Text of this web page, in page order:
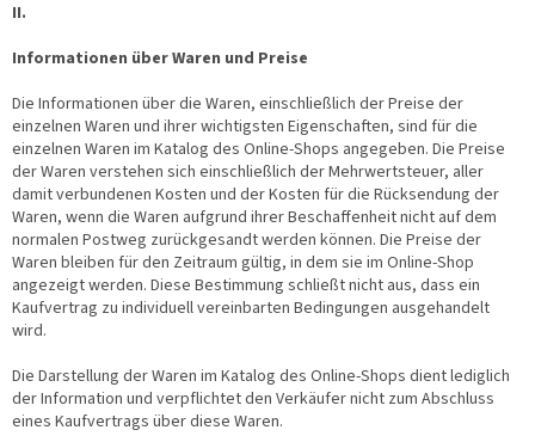
II.
Informationen über Waren und Preise
Die Informationen über die Waren, einschließlich der Preise der
einzelnen Waren und ihrer wichtigsten Eigenschaften, sind für die
einzelnen Waren im Katalog des Online-Shops angegeben. Die Preise
der Waren verstehen sich einschließlich der Mehrwertsteuer, aller
damit verbundenen Kosten und der Kosten für die Rücksendung der
Waren, wenn die Waren aufgrund ihrer Beschaffenheit nicht auf dem
normalen Postweg zurückgesandt werden können. Die Preise der
Waren bleiben für den Zeitraum gültig, in dem sie im Online-Shop
angezeigt werden. Diese Bestimmung schließt nicht aus, dass ein
Kaufvertrag zu individuell vereinbarten Bedingungen ausgehandelt
wird.
Die Darstellung der Waren im Katalog des Online-Shops dient lediglich
der Information und verpflichtet den Verkäufer nicht zum Abschluss
eines Kaufvertrags über diese Waren.